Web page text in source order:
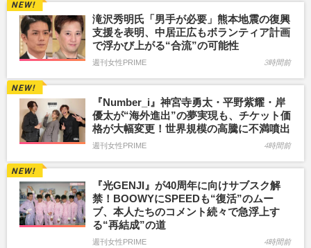
滝沢秀明氏「男手が必要」熊本地震の復興
支援を表明、中居正広もボランティア計画
で浮かび上がる“合流”の可能性
週刊女性PRIME 3時間前
『Number_i』神宮寺勇太・平野紫耀・岸
優太が“海外進出”の夢実現も、チケット価
格が大幅変更！世界規模の高騰に不満噴出
週刊女性PRIME 4時間前
『光GENJI』が40周年に向けサブスク解
禁！BOOWYにSPEEDも“復活”のムー
ブ、本人たちのコメント続々で急浮上す
る“再結成”の道
週刊女性PRIME 4時間前